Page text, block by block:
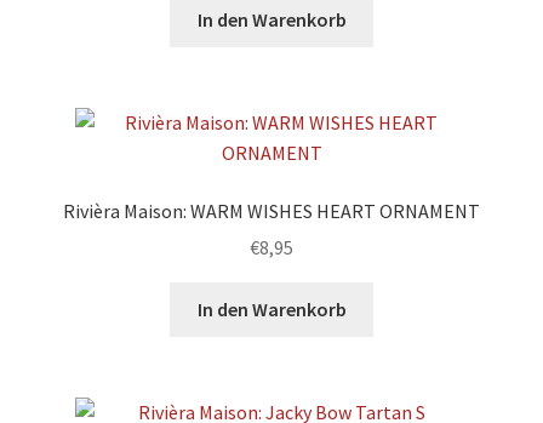
In den Warenkorb
Rivièra Maison: WARM WISHES HEART ORNAMENT
€8,95
In den Warenkorb